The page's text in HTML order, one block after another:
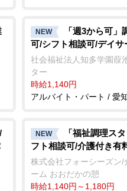
NEW
「週3から可
可/シフト相談可/デイサ
社会福祉法人知多学園葭
ター
時給1,140円
アルバイト・パート / 愛
NEW
「福祉調理ス
フト相談可/介護付き有
株式会社フォーシーズン/
ーム おおだかの憩
時給1,140円～1,180円